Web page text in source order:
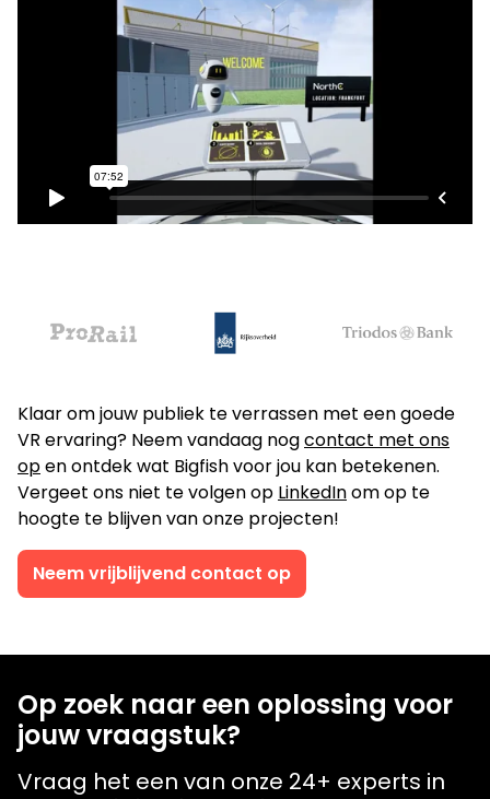
Klaar om jouw publiek te verrassen met een goede
VR ervaring? Neem vandaag nogcontact met ons
open ontdek wat Bigfish voor jou kan betekenen.
Vergeet ons niet te volgen op LinkedInom op te
hoogte te blijven van onze projecten!
Neem vrijblijvend contact op
Op zoek naar een oplossing voor
jouw vraagstuk?
Vraag het een van onze 24+ experts in